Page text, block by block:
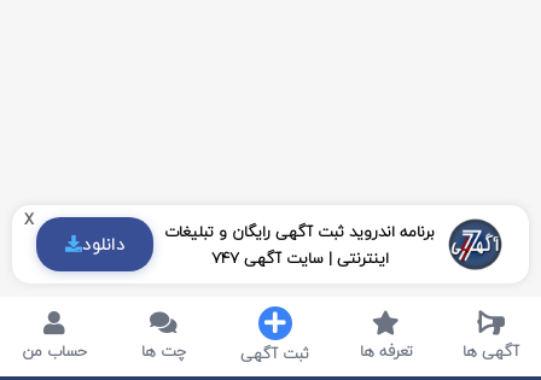
x
برنامه اندروید ثبت آگهی رایگان و تبلیغات
اینترنتی | سایت آگهی 747
دانلود
آگهی ها تعرفه ها ثبت آگهی چت ها حساب من